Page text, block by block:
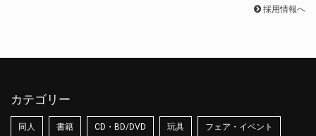
採用情報へ
カテゴリー
同人 書籍 CD・BD/DVD 玩具 フェア・イベント